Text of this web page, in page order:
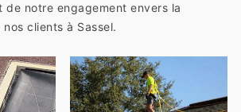
de notre engagement envers la
clients à Sassel.